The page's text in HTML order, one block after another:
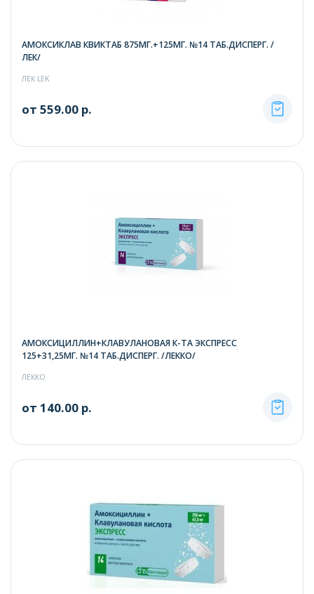
АМОКСИКЛАВ КВИКТАБ 875МГ.+125МГ. №14 ТАБ.ДИСПЕРГ. /
ЛЕК/
ЛЕК LEK
от 559.00 р.
АМОКСИЦИЛЛИН+КЛАВУЛАНОВАЯ К-ТА ЭКСПРЕСС
125+31,25МГ. №14 ТАБ.ДИСПЕРГ. /ЛЕККО/
ЛЕККО
от 140.00 р.